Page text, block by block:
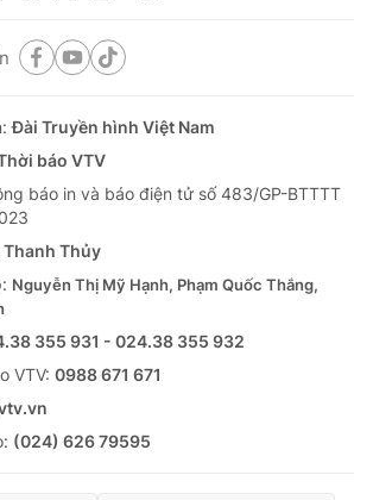
mọi hình thức nếu không có sự chấp
Ghi rõ nguồn VTV.vn khi phát hành lại
Đài Truyền hình Việt Nam
báo VTV
báo in và báo điện tử số 483/GP-BTTTT
Thanh Thủy
Nguyễn Thị Mỹ Hạnh, Phạm Quốc Thắng,
355 931 - 024.38 355 932
VTV: 0988 671 671
(024) 626 79595